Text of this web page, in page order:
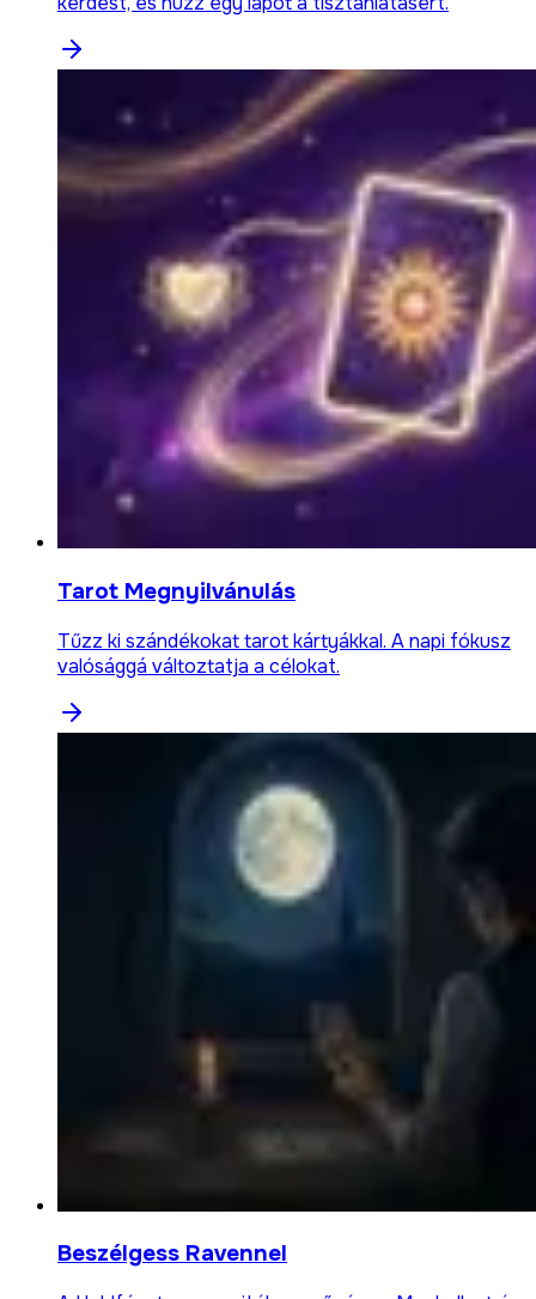
Tarot Megnyilvánulás
Tűzz ki szándékokat tarot kártyákkal. A napi fókusz
valósággá változtatja a célokat.
Beszélgess Ravennel